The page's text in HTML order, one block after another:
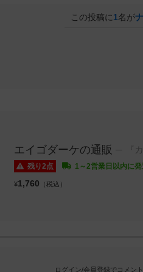
この投稿に1名が
エイゴダーケの通販 『
残り2点 1～2営業日以内に発
¥1,760 （税込）
ログイン/会員登録でコメント